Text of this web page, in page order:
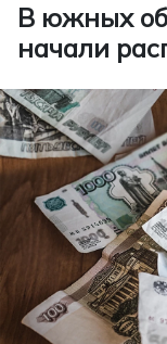
В южных
начали